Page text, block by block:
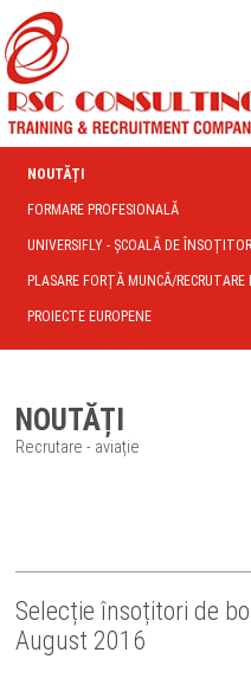
NOUTĂȚI
FORMARE PROFESIONALĂ
UNIVERSIFLY - ȘCOALĂ DE
PLASARE FORȚĂ MUNCĂ/RECRUTARE
PROIECTE EUROPENE
NOUTĂȚI
Recrutare - aviație
Selecție însoțitori de
August 2016